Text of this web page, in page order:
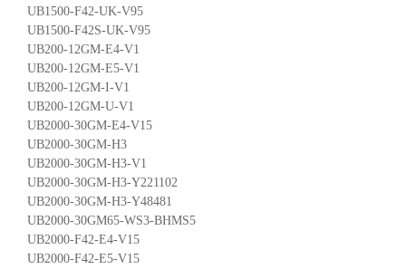
UB1500-F42-UK-V95
UB1500-F42S-UK-V95
UB200-12GM-E4-V1
UB200-12GM-E5-V1
UB200-12GM-I-V1
UB200-12GM-U-V1
UB2000-30GM-E4-V15
UB2000-30GM-H3
UB2000-30GM-H3-V1
UB2000-30GM-H3-Y221102
UB2000-30GM-H3-Y48481
UB2000-30GM65-WS3-BHMS5
UB2000-F42-E4-V15
UB2000-F42-E5-V15